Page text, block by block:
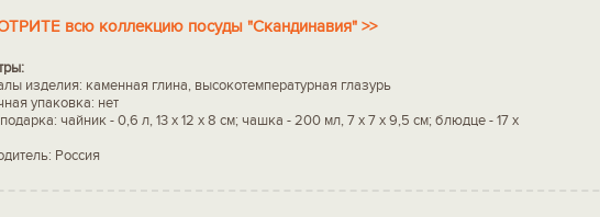
всю коллекцию посуды "Скандинавия" >>
изделия: каменная глина, высокотемпературная глазурь
упаковка: нет
чайник - 0,6 л, 13 х 12 х 8 см; чашка - 200 мл, 7 х 7 х 9,5 см; блюдце - 17 х
Россия